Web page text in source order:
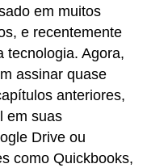
em muitos
e recentemente
tecnologia. Agora,
assinar quase
anteriores,
em suas
Drive ou
como Quickbooks,